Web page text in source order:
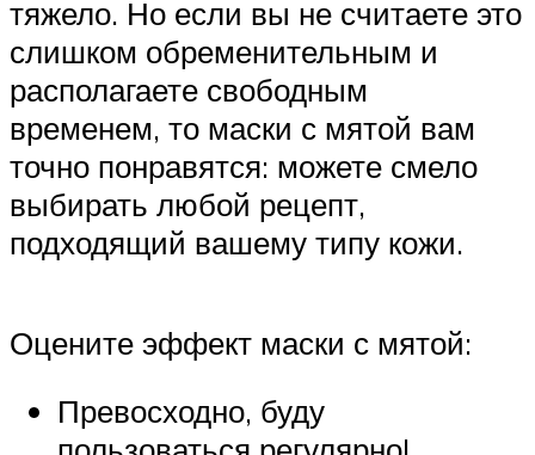
тяжело. Но если вы не считаете это
слишком обременительным и
располагаете свободным
временем, то маски с мятой вам
точно понравятся: можете смело
выбирать любой рецепт,
подходящий вашему типу кожи.
Оцените эффект маски с мятой:
Превосходно, буду